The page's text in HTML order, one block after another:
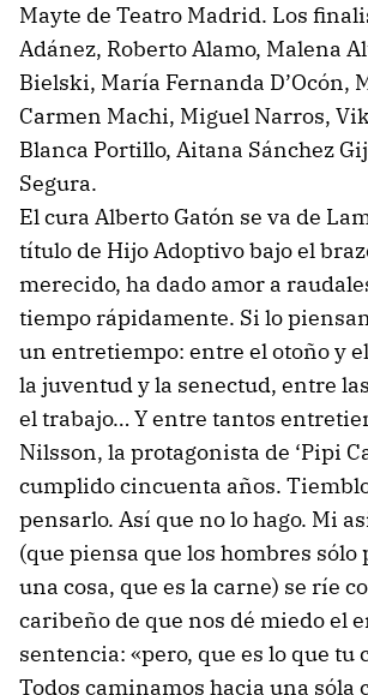
Mayte de Teatro Madrid. Los
Adánez, Roberto Alamo, Malena
Bielski, María Fernanda D’Ocón,
Carmen Machi, Miguel Narros,
Blanca Portillo, Aitana Sánchez
Segura.
El cura Alberto Gatón se va de
título de Hijo Adoptivo bajo el
merecido, ha dado amor a
tiempo rápidamente. Si lo
un entretiempo: entre el otoño y
la juventud y la senectud, entre
el trabajo… Y entre tantos
Nilsson, la protagonista de ‘Pipi
cumplido cincuenta años.
pensarlo. Así que no lo hago. Mi
(que piensa que los hombres sólo
una cosa, que es la carne) se ríe
caribeño de que nos dé miedo el
sentencia: «pero, que es lo que tu
Todos caminamos hacia una sóla